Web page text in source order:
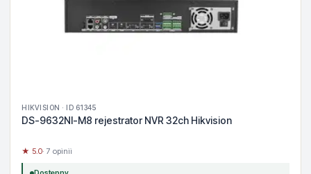
HIKVISION · ID 61345
DS-9632NI-M8 rejestrator NVR 32ch Hikvision
★ 5.0· 7 opinii